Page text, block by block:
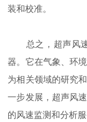
装和校准。
总之，超声风速
器。它在气象、环
为相关领域的研究
一步发展，超声风
的风速监测和分析服